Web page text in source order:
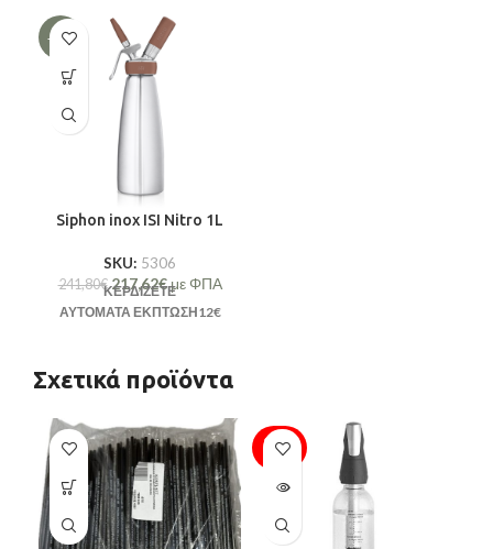
-10%
Siphon inox ISI Nitro 1L
SKU: 5306
241,80€ 217,62€με ΦΠΑ
ΚΕΡΔΙΖΕΤΕ
ΑΥΤΟΜΑΤΑΕΚΠΤΩΣΗ12€
Σχετικά προϊόντα
SOLD
OUT